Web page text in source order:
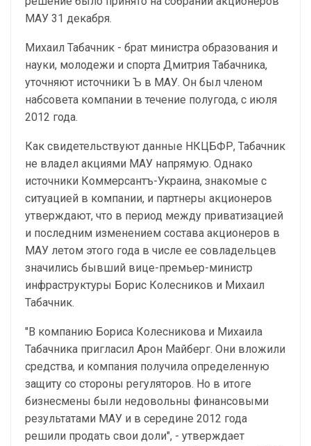
МАУ 31 декабря.
Михаил Табачник - брат министра образования и
науки, молодежи и спорта Дмитрия Табачника,
уточняют источники Ъ в МАУ. Он был членом
набсовета компании в течение полугода, с июля
2012 года.
Как свидетельствуют данные НКЦБФР, Табачник
не владел акциями МАУ напрямую. Однако
источники Коммерсантъ-Украина, знакомые с
ситуацией в компании, и партнеры акционеров
утверждают, что в период между приватизацией
и последним изменением состава акционеров в
МАУ летом этого года в числе ее совладельцев
значились бывший вице-премьер-министр
инфраструктуры Борис Колесников и Михаил
Табачник.
"В компанию Бориса Колесникова и Михаила
Табачника пригласил Арон Майберг. Они вложили
средства, и компания получила определенную
защиту со стороны регуляторов. Но в итоге
бизнесмены были недовольны финансовыми
результатами МАУ и в середине 2012 года
решили продать свои доли", - утверждает